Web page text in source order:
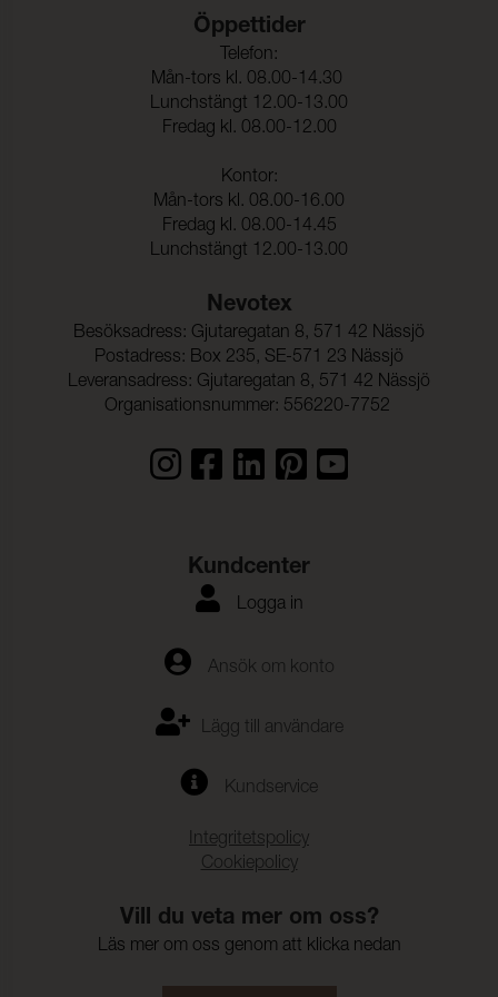
Öppettider
Telefon:
Mån-tors kl. 08.00-14.30
Lunchstängt 12.00-13.00
Fredag kl. 08.00-12.00
Kontor:
Mån-tors kl. 08.00-16.00
Fredag kl. 08.00-14.45
Lunchstängt 12.00-13.00
Nevotex
Besöksadress: Gjutaregatan 8, 571 42 Nässjö
Postadress: Box 235, SE-571 23 Nässjö
Leveransadress: Gjutaregatan 8, 571 42 Nässjö
Organisationsnummer: 556220-7752
Kundcenter
Logga in
Ansök om konto
Lägg till användare
Kundservice
Integritetspolicy
Cookiepolicy
Vill du veta mer om oss?
Läs mer om oss genom att klicka nedan